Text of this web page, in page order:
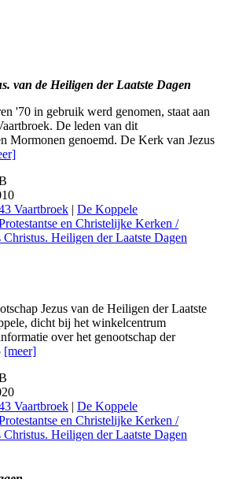
van de Heiligen der Laatste Dagen
'70 in gebruik werd genomen, staat aan
De leden van dit
Mormonen genoemd. De Kerk van Jezus
Vaartbroek | De Koppele
en Christelijke Kerken /
Christus. Heiligen der Laatste Dagen
Jezus van de Heiligen der Laatste
dicht bij het winkelcentrum
over het genootschap der
[meer]
Vaartbroek | De Koppele
en Christelijke Kerken /
Christus. Heiligen der Laatste Dagen